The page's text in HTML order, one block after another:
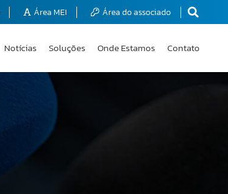
Área MEI Área do associado
Notícias Soluções Onde Estamos Contato